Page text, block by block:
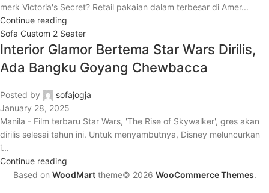
merk Victoria's Secret? Retail pakaian dalam terbesar di Amer...
Continue reading
Sofa Custom 2 Seater
Interior Glamor Bertema Star Wars Dirilis,
Ada Bangku Goyang Chewbacca
Posted by
sofajogja
January 28, 2025
Manila - Film terbaru Star Wars, 'The Rise of Skywalker', gres akan
dirilis selesai tahun ini. Untuk menyambutnya, Disney meluncurkan
i...
Continue reading
Based on WoodMarttheme© 2026 WooCommerce Themes.